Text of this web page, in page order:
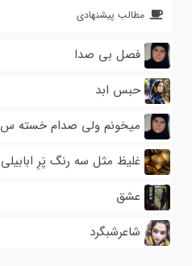
مطالب پیشنهادی
فصل بی صدا
حبس ابد
میخونم ولی صدام خسته س
غلیظ مثل سه رنگ پَرِ ابابیلی
عشق
شاعرشبگرد